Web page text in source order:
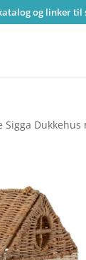
og linker
Dukkehus